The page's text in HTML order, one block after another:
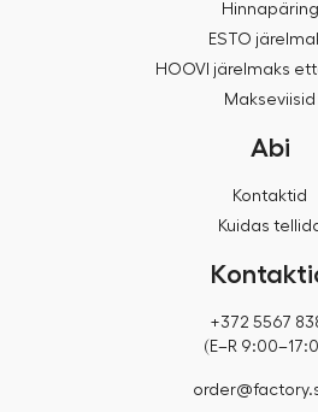
Hinnapäring
ESTO
HOOVI järelmaks
Makseviisid
Abi
Kontaktid
Kuidas
+372 5567
(E–R